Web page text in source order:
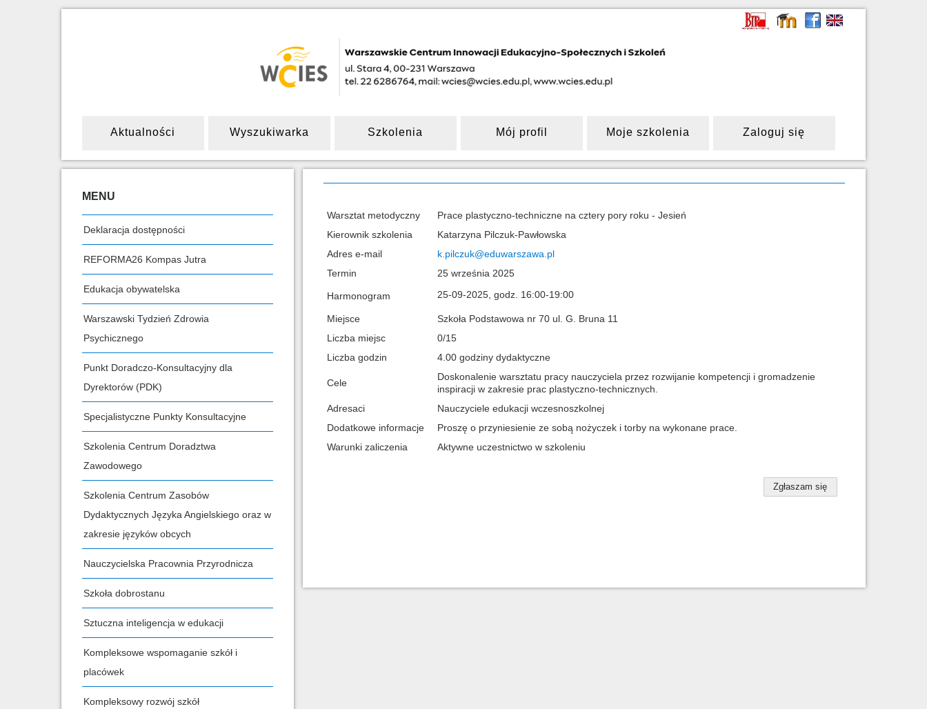
Aktualności Wyszukiwarka Szkolenia Mój profil Moje szkolenia Zaloguj się
Warsztat metodyczny
Prace plastyczno-techniczne na cztery pory roku - Jesień
Kierownik szkolenia
Katarzyna Pilczuk-Pawłowska
Adres e-mail
k.pilczuk@eduwarszawa.pl
Termin
25 września 2025
Harmonogram 25-09-2025, godz. 16:00-19:00
Miejsce
Szkoła Podstawowa nr 70 ul. G. Bruna 11
Liczba miejsc
0/15
Liczba godzin
4.00 godziny dydaktyczne
Cele
Doskonalenie warsztatu pracy nauczyciela przez rozwijanie kompetencji i gromadzenie
inspiracji w zakresie prac plastyczno-technicznych.
Adresaci
Nauczyciele edukacji wczesnoszkolnej
Dodatkowe informacje
Proszę o przyniesienie ze sobą nożyczek i torby na wykonane prace.
Warunki zaliczenia
Aktywne uczestnictwo w szkoleniu
Zgłaszam się
MENU
Deklaracja dostępności
REFORMA26 Kompas Jutra
Edukacja obywatelska
Warszawski Tydzień Zdrowia
Psychicznego
Punkt Doradczo-Konsultacyjny dla
Dyrektorów (PDK)
Specjalistyczne Punkty Konsultacyjne
Szkolenia Centrum Doradztwa
Zawodowego
Szkolenia Centrum Zasobów
Dydaktycznych Języka Angielskiego oraz w
zakresie języków obcych
Nauczycielska Pracownia Przyrodnicza
Szkoła dobrostanu
Sztuczna inteligencja w edukacji
Kompleksowe wspomaganie szkół i
placówek
Kompleksowy rozwój szkół